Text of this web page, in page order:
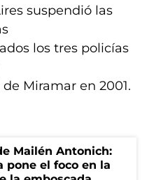
suspendió las
los tres policías
Miramar en 2001.
Mailén Antonich:
pone el foco en la